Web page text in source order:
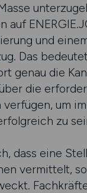
auf
und
Das
genau die
die
um
zu
dass eine
vermittelt,